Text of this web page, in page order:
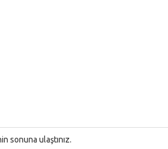
sonuna ulaştınız.